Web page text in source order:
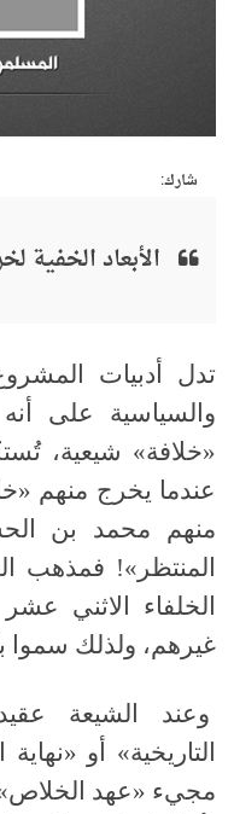
شارك:
الأبعاد الخفية
تدل أدبيات
والسياسية على
«خلافة» شيعية،
عندما يخرج منهم
منهم محمد بن
المنتظر»! فمذهب
الخلفاء الاثني
غيرهم، ولذلك سموا
وعند الشيعة
التاريخية» أو
مجيء «عهد الخلاص»